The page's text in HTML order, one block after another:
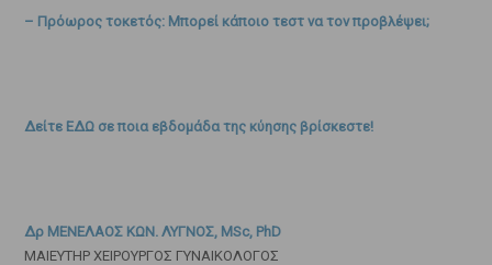
– Πρόωρος τοκετός: Μπορεί κάποιο τεστ να τον προβλέψει;
Δείτε ΕΔΩ σε ποια εβδομάδα της κύησης βρίσκεστε!
Δρ ΜΕΝΕΛΑΟΣ ΚΩΝ. ΛΥΓΝΟΣ, MSc, PhD
ΜΑΙΕΥΤΗΡ ΧΕΙΡΟΥΡΓΟΣ ΓΥΝΑΙΚΟΛΟΓΟΣ